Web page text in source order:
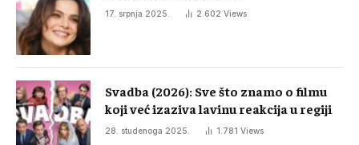
17. srpnja 2025. 2.602 Views
Svadba (2026): Sve što znamo o filmu
koji već izaziva lavinu reakcija u regiji
28. studenoga 2025. 1.781 Views